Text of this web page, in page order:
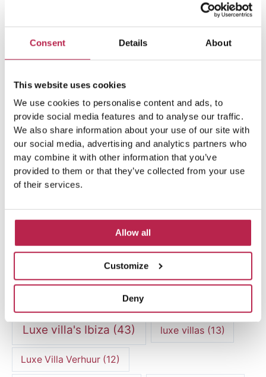
Consent Details About
This website uses cookies
We use cookies to personalise content and ads, to
provide social media features and to analyse our traffic.
We also share information about your use of our site with
our social media, advertising and analytics partners who
may combine it with other information that you’ve
provided to them or that they’ve collected from your use
of their services.
Allow all
Customize
Deny
cultureel erfgoed Ibiza(14) Dalt Vila(13)
Es Vedra(14) Formentera
Formentera Stranden(7) hedendaagse kunst(6)
HuisHurenIbiza(30) Ibiza(24)
Ibiza-Stad (7) Ibiza cultuur(15)
Ibiza restaurants(9) Ibiza stranden(7)
ibiza vakantie(14) ibiza villas(15)
luxe vakantie
Luxe villa's Ibiza (43) luxe villas(13)
Luxe Villa Verhuur (12)